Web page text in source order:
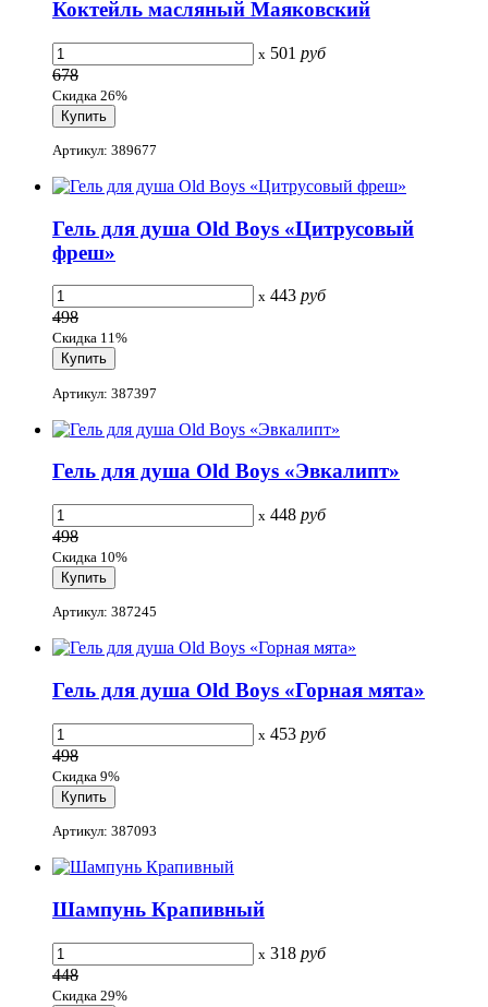
Коктейль масляный Маяковский
x 501 руб
678
Скидка 26%
Артикул: 389677
Гель для душа Old Boys «Цитрусовый
фреш»
x 443 руб
498
Скидка 11%
Артикул: 387397
Гель для душа Old Boys «Эвкалипт»
x 448 руб
498
Скидка 10%
Артикул: 387245
Гель для душа Old Boys «Горная мята»
x 453 руб
498
Скидка 9%
Артикул: 387093
Шампунь Крапивный
x 318 руб
448
Скидка 29%